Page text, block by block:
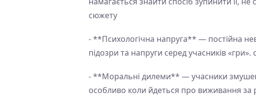
сюжету
- **Психологічна напруга** — постійна
підозри та напруги серед учасників
- **Моральні дилеми** — учасники
особливо коли йдеться про виживання за